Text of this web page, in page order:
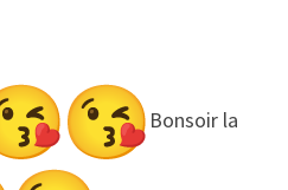
Bonsoir la